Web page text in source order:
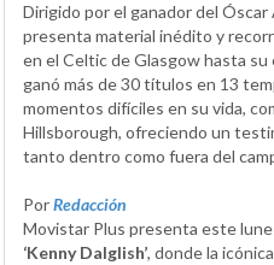
Dirigido por el ganador del
presenta material inédito y
en el Celtic de Glasgow hasta
ganó más de 30 títulos en 13
momentos difíciles en su vida,
Hillsborough, ofreciendo un
tanto dentro como fuera del
PorRedacción
Movistar Plus presenta este
‘Kenny Dalglish’, donde la